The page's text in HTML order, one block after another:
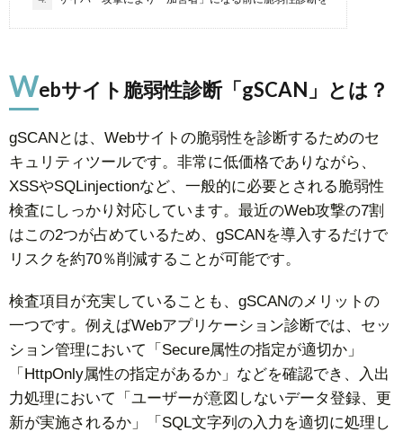
Webサイト脆弱性診断「gSCAN」とは？
gSCANとは、Webサイトの脆弱性を診断するためのセ
キュリティツールです。非常に低価格でありながら、
XSSやSQLinjectionなど、一般的に必要とされる脆弱性
検査にしっかり対応しています。最近のWeb攻撃の7割
はこの2つが占めているため、gSCANを導入するだけで
リスクを約70％削減することが可能です。
検査項目が充実していることも、gSCANのメリットの
一つです。例えばWebアプリケーション診断では、セッ
ション管理において「Secure属性の指定が適切か」
「HttpOnly属性の指定があるか」などを確認でき、入出
力処理において「ユーザーが意図しないデータ登録、更
新が実施されるか」「SQL文字列の入力を適切に処理し